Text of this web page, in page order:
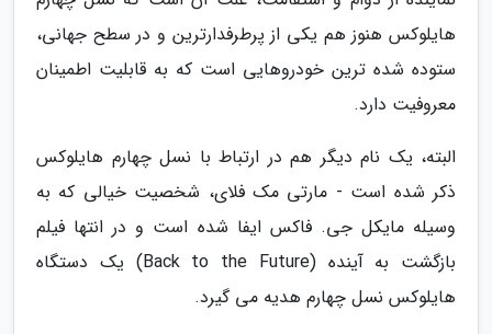
هایلوکس هنوز هم یکی از پرطرفدارترین و در سطح جهانی،
ستوده شده ترین خودروهایی است که به قابلیت اطمینان
معروفیت دارد.
البته، یک نام دیگر هم در ارتباط با نسل چهارم هایلوکس
ذکر شده است - مارتی مک فلای، شخصیت خیالی که به
وسیله مایکل جی. فاکس ایفا شده است و در انتها فیلم
بازگشت به آینده (Back to the Future) یک دستگاه
هایلوکس نسل چهارم هدیه می گیرد.